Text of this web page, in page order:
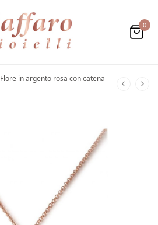
0
Flore in argento rosa con catena